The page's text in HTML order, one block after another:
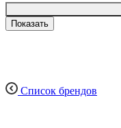
Показать
Список брендов